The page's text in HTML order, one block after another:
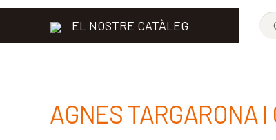
EL NOSTRE CATÀLEG
AGNES TARGARONA I